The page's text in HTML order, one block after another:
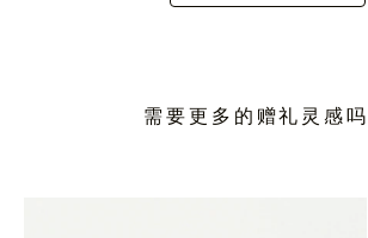
需要更多的赠礼灵感吗